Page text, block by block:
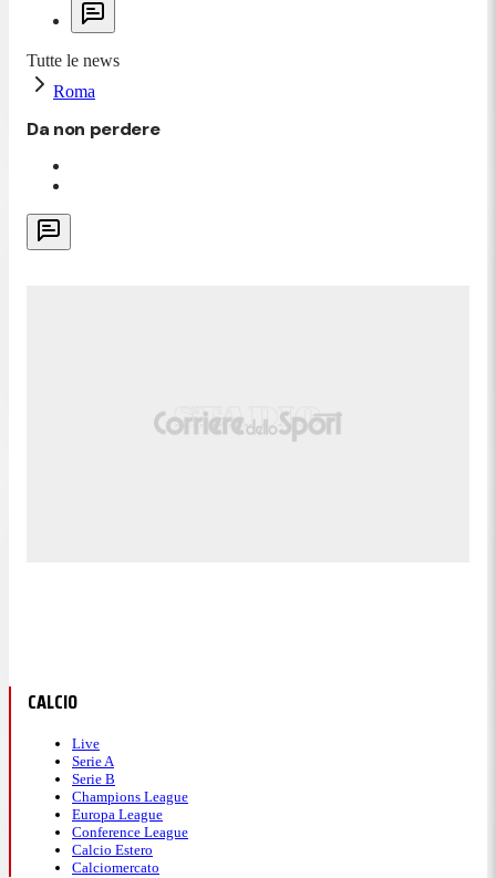
Tutte le news
Roma
Da non perdere
CALCIO
Live
Serie A
Serie B
Champions League
Europa League
Conference League
Calcio Estero
Calciomercato